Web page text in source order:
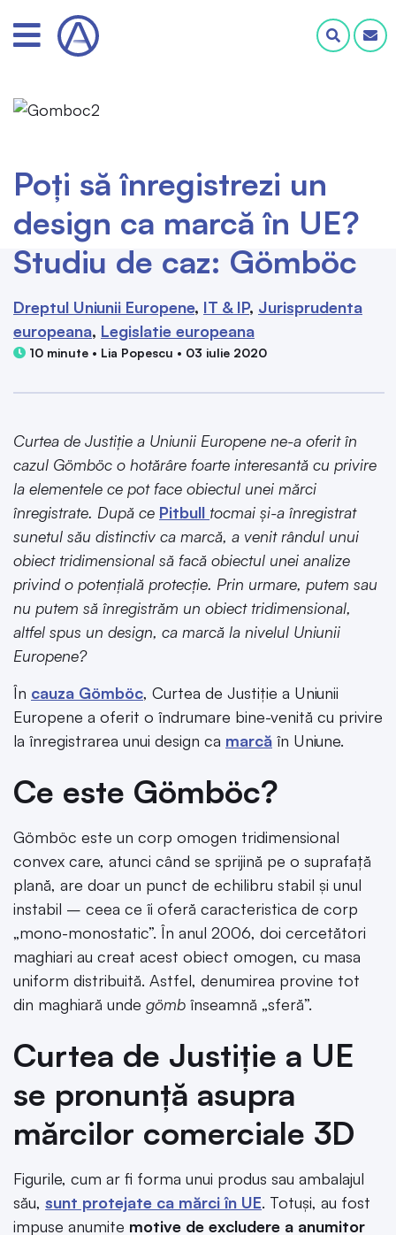
Poți să înregistrezi un
design ca marcă în UE?
Studiu de caz: Gömböc
Dreptul Uniunii Europene IT & IP Jurisprudenta
europeana Legislatie europeana
10 minute • Lia Popescu • 03 iulie 2020
Curtea de Justiție a Uniunii Europene ne-a oferit în
cazul Gömböc o hotărâre foarte interesantă cu privire
la elementele ce pot face obiectul unei mărci
înregistrate. După ce Pitbull tocmai și-a înregistrat
sunetul său distinctiv ca marcă, a venit rândul unui
obiect tridimensional să facă obiectul unei analize
privind o potențială protecție. Prin urmare, putem sau
nu putem să înregistrăm un obiect tridimensional,
altfel spus un design, ca marcă la nivelul Uniunii
Europene?
În cauza Gömböc, Curtea de Justiție a Uniunii
Europene a oferit o îndrumare bine-venită cu privire
la înregistrarea unui design ca marcă în Uniune.
Ce este Gömböc?
Gömböc este un corp omogen tridimensional
convex care, atunci când se sprijină pe o suprafață
plană, are doar un punct de echilibru stabil și unul
instabil – ceea ce îi oferă caracteristica de corp
„mono-monostatic”. În anul 2006, doi cercetători
maghiari au creat acest obiect omogen, cu masa
uniform distribuită. Astfel, denumirea provine tot
din maghiară unde gömb înseamnă „sferă”.
Curtea de Justiție a UE
se pronunță asupra
mărcilor comerciale 3D
Figurile, cum ar fi forma unui produs sau ambalajul
său, sunt protejate ca mărci în UE. Totuși, au fost
impuse anumite motive de excludere a anumitor